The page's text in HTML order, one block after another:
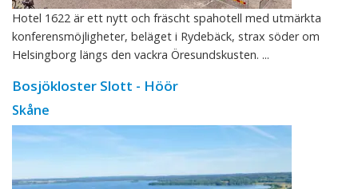
Hotel 1622 är ett nytt och fräscht spahotell med utmärkta
konferensmöjligheter, beläget i Rydebäck, strax söder om
Helsingborg längs den vackra Öresundskusten. ...
Bosjökloster Slott - Höör
Skåne